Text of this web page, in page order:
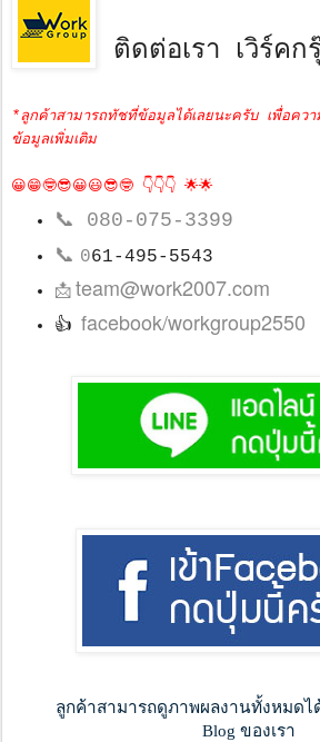
ติดต่อเรา เวิร์คก
*ลูกค้าสามารถทัชที่ข้อมูลได้เลยนะครับ เพื่อควา
ข้อมูลเพิ่มเติม
😀😁🤓😎😀😃😎🤓 👇👇👇 🌟🌟
📞 080-075-3399
📞 061-495-5543
📩team@work2007.com
👍 facebook/workgroup2550
ลูกค้าสามารถดูภาพผลงานทั้งหมดได้
Blog ของเรา